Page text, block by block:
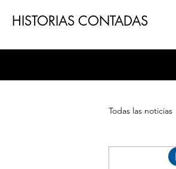
HISTORIAS CONTADAS
Todas las noticias